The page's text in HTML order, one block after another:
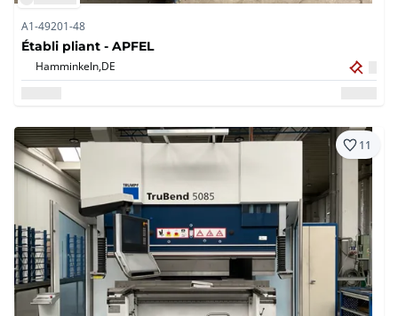
A1-49201-48
Établi pliant - APFEL
Hamminkeln,DE
11